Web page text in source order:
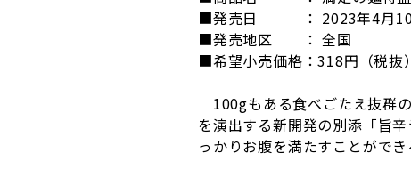
■発売日 ： 2023年4月
■発売地区 ： 全国
■希望小売価格：318円（税抜）
100gもある食べごたえ抜群
を演出する新開発の別添「旨
っかりお腹を満たすことができ